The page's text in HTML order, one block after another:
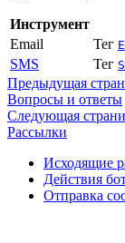
Инструмент
Email
Тег
SMS Тег
Предыдущая
Вопросы и ответы
Следующая
Рассылки
Исходящие
Действия
Отправка